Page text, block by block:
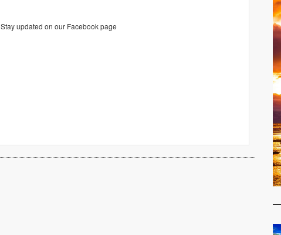
Stay updated on our Facebook page